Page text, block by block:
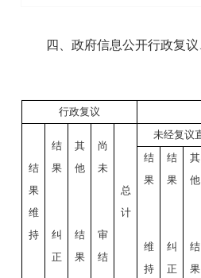
四、政府信息公开行政复
行政复议
结
果
维
持
结
果
纠
正
其
他
结
果
尚
未
审
结
总
计
未经复议
结
果
维
持
结
果
纠
正
其
他
结
果